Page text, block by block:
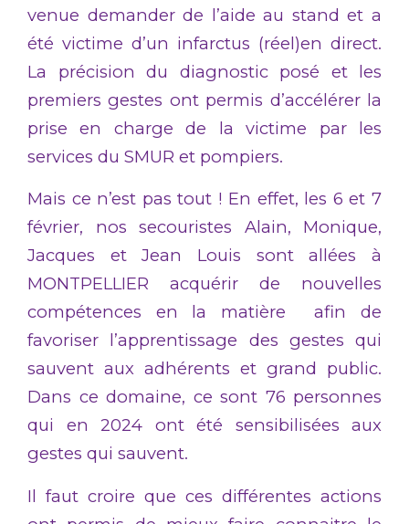
venue demander de l’aide au stand et a
été victime d’un infarctus (réel)en direct.
La précision du diagnostic posé et les
premiers gestes ont permis d’accélérer la
prise en charge de la victime par les
services du SMUR et pompiers.
Mais ce n’est pas tout ! En effet, les 6 et 7
février, nos secouristes Alain, Monique,
Jacques et Jean Louis sont allées à
MONTPELLIER acquérir de nouvelles
compétences en la matière afin de
favoriser l’apprentissage des gestes qui
sauvent aux adhérents et grand public.
Dans ce domaine, ce sont 76 personnes
qui en 2024 ont été sensibilisées aux
gestes qui sauvent.
Il faut croire que ces différentes actions